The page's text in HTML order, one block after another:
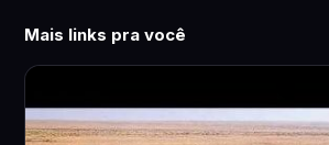
Mais links pra você